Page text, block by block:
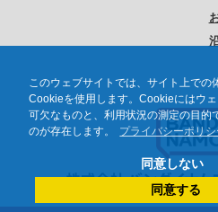
このウェブサイトでは、サイト上での
Cookieを使用します。Cookieにはウ
可欠なものと、利用状況の測定の目的
のが存在します。
プライバシーポリシ
同意しない
同意する